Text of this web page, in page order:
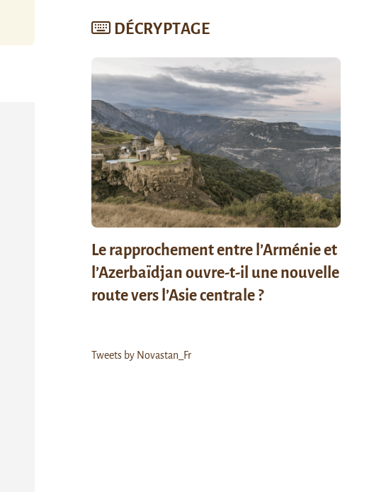
DÉCRYPTAGE
Le rapprochement entre l’Arménie et
l’Azerbaïdjan ouvre-t-il une nouvelle
route vers l’Asie centrale ?
Tweets by Novastan_Fr